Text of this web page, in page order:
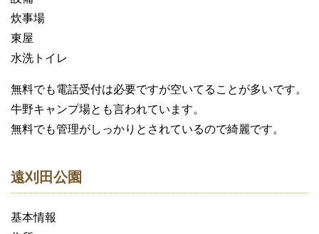
炊事場
東屋
水洗トイレ
無料でも電話受付は必要ですが空いてることが多いです。
牛野キャンプ場とも言われています。
無料でも管理がしっかりとされているので綺麗です。
遠刈田公園
基本情報